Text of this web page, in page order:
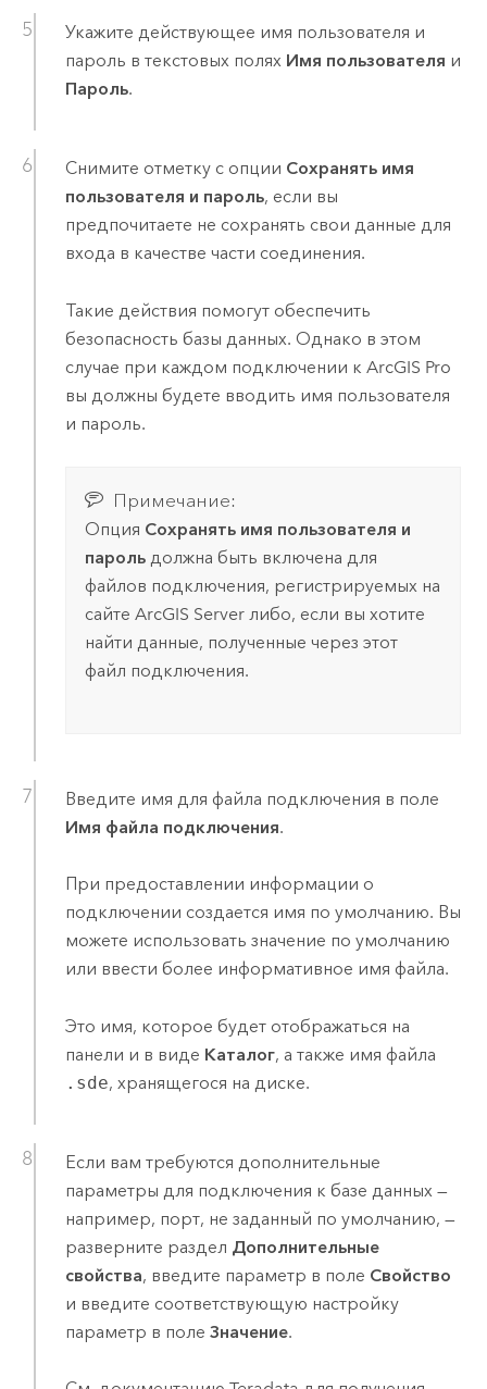
Укажите действующее имя пользователя и
пароль в текстовых полях Имя пользователя и
Пароль.
Снимите отметку с опции Сохранять имя
пользователя и пароль, если вы
предпочитаете не сохранять свои данные для
входа в качестве части соединения.
Такие действия помогут обеспечить
безопасность базы данных. Однако в этом
случае при каждом подключении к ArcGIS Pro
вы должны будете вводить имя пользователя
и пароль.
Примечание:
Опция Сохранять имя пользователя и
парольдолжна быть включена для
файлов подключения, регистрируемых на
сайте ArcGIS Serverлибо, если вы хотите
найти данные, полученные через этот
файл подключения.
Введите имя для файла подключения в поле
Имя файла подключения.
При предоставлении информации о
подключении создается имя по умолчанию. Вы
можете использовать значение по умолчанию
или ввести более информативное имя файла.
Это имя, которое будет отображаться на
панели и в виде Каталог, а также имя файла
.sde, хранящегося на диске.
Если вам требуются дополнительные
параметры для подключения к базе данных —
например, порт, не заданный по умолчанию, —
разверните раздел Дополнительные
свойства, введите параметр в поле Свойство
и введите соответствующую настройку
параметр в поле Значение.